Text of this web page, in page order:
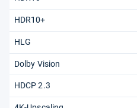
HDR10+
HLG
Dolby Vision
HDCP 2.3